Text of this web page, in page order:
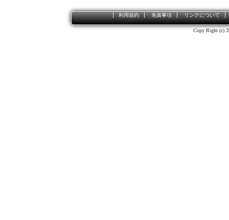
利用規約 免責事項 リンクについて
Copy Right (c)